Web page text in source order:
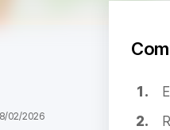
02/2026